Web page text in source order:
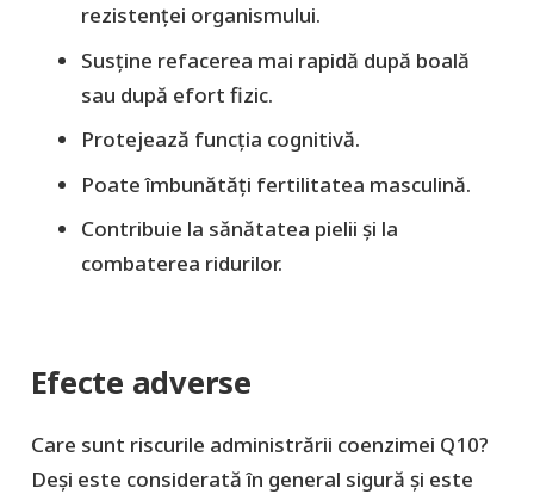
rezistenței organismului.
Susține refacerea mai rapidă după boală
sau după efort fizic.
Protejează funcția cognitivă.
Poate îmbunătăți fertilitatea masculină.
Contribuie la sănătatea pielii și la
combaterea ridurilor.
Efecte adverse
Care sunt riscurile administrării coenzimei Q10?
Deși este considerată în general sigură și este